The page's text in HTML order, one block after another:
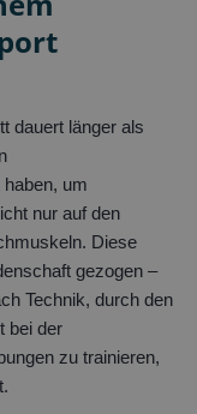
dauert länger als
um
nur auf den
Diese
gezogen –
Technik, durch den
bei der
zu trainieren,